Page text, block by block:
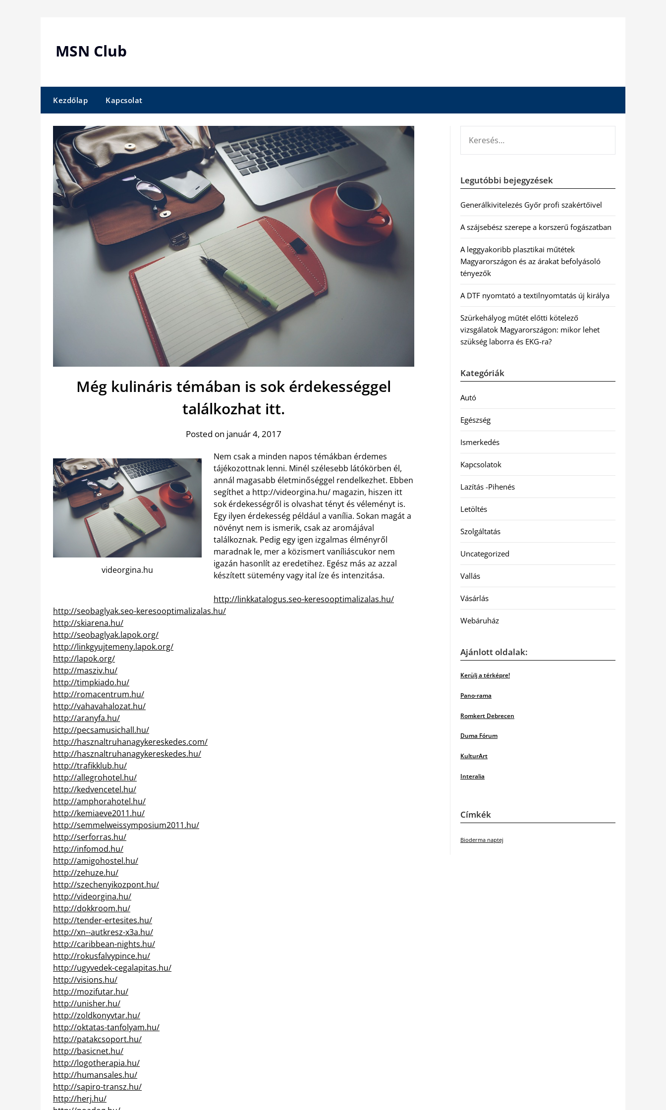
MSN Club
Kezdőlap Kapcsolat
Még kulináris témában is sok érdekességgel
találkozhat itt.
Posted on január 4, 2017
videorgina.hu
Nem csak a minden napos témákban érdemes
tájékozottnak lenni. Minél szélesebb látókörben él,
annál magasabb életminőséggel rendelkezhet. Ebben
segíthet a http://videorgina.hu/ magazin, hiszen itt
sok érdekességről is olvashat tényt és véleményt is.
Egy ilyen érdekesség például a vanília. Sokan magát a
növényt nem is ismerik, csak az aromájával
találkoznak. Pedig egy igen izgalmas élményről
maradnak le, mer a közismert vaníliáscukor nem
igazán hasonlít az eredetihez. Egész más az azzal
készített sütemény vagy ital íze és intenzitása.
http://linkkatalogus.seo-keresooptimalizalas.hu/
http://seobaglyak.seo-keresooptimalizalas.hu/
http://skiarena.hu/
http://seobaglyak.lapok.org/
http://linkgyujtemeny.lapok.org/
http://lapok.org/
http://masziv.hu/
http://timpkiado.hu/
http://romacentrum.hu/
http://vahavahalozat.hu/
http://aranyfa.hu/
http://pecsamusichall.hu/
http://hasznaltruhanagykereskedes.com/
http://hasznaltruhanagykereskedes.hu/
http://trafikklub.hu/
http://allegrohotel.hu/
http://kedvencetel.hu/
http://amphorahotel.hu/
http://kemiaeve2011.hu/
http://semmelweissymposium2011.hu/
http://serforras.hu/
http://infomod.hu/
http://amigohostel.hu/
http://zehuze.hu/
http://szechenyikozpont.hu/
http://videorgina.hu/
http://dokkroom.hu/
http://tender-ertesites.hu/
http://xn--autkresz-x3a.hu/
http://caribbean-nights.hu/
http://rokusfalvypince.hu/
http://ugyvedek-cegalapitas.hu/
http://visions.hu/
http://mozifutar.hu/
http://unisher.hu/
http://zoldkonyvtar.hu/
http://oktatas-tanfolyam.hu/
http://patakcsoport.hu/
http://basicnet.hu/
http://logotherapia.hu/
http://humansales.hu/
http://sapiro-transz.hu/
http://herj.hu/
Legutóbbi bejegyzések
Generálkivitelezés Győr profi szakértőivel
A szájsebész szerepe a korszerű fogászatban
A leggyakoribb plasztikai műtétek
Magyarországon és az árakat befolyásoló
tényezők
A DTF nyomtató a textilnyomtatás új királya
Szürkehályog műtét előtti kötelező
vizsgálatok Magyarországon: mikor lehet
szükség laborra és EKG-ra?
Kategóriák
Autó
Egészség
Ismerkedés
Kapcsolatok
Lazítás -Pihenés
Letöltés
Szolgáltatás
Uncategorized
Vallás
Vásárlás
Webáruház
Ajánlott oldalak:
Kerülj a térképre!
Pano-rama
Romkert Debrecen
Duma Fórum
KulturArt
Interalia
Címkék
Bioderma naptej